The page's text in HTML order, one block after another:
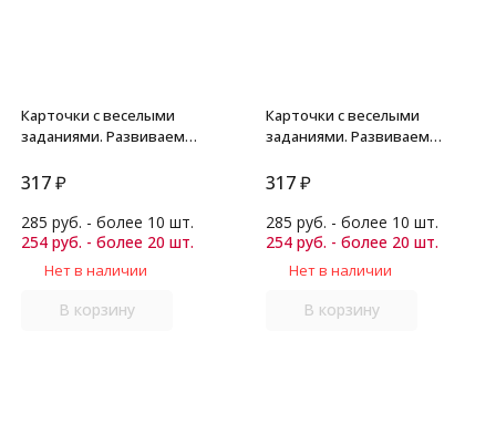
Карточки с веселыми
заданиями. Развиваем
Куликова Е.Н.
317₽
285 руб. - более 10 шт.
254 руб. - более 20 шт.
Нет в наличии
В корзину
Карточки с веселыми
заданиями. Развиваем
Куликова Е.Н.
317₽
285 руб. - более 10 шт.
254 руб. - более 20 шт.
Нет в наличии
В корзину